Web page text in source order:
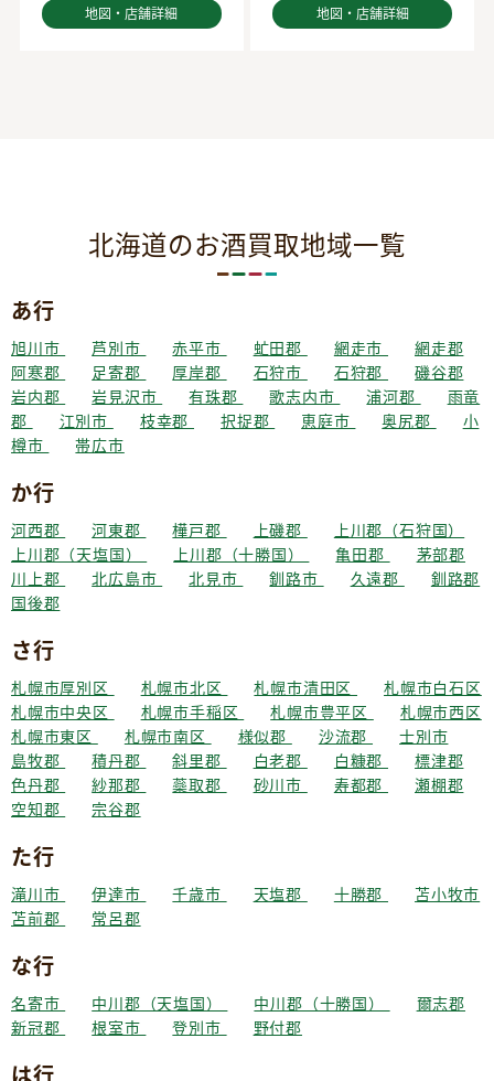
地図・店舗詳細 地図・店舗詳細
北海道のお酒買取地域一覧
あ行
旭川市 芦別市 赤平市 虻田郡 網走市
網走郡
阿寒郡
足寄郡 厚岸郡 石狩市 石狩郡
磯谷郡
岩内郡
岩見沢市 有珠郡 歌志内市 浦河郡
雨竜
郡
江別市 枝幸郡 択捉郡 恵庭市 奥尻郡
小
樽市
帯広市
か行
河西郡 河東郡 樺戸郡 上磯郡
上川郡（石狩国）
上川郡（天塩国）
上川郡（十勝国） 亀田郡
茅部郡
川上郡
北広島市 北見市 釧路市 久遠郡
釧路郡
国後郡
さ行
札幌市厚別区 札幌市北区 札幌市清田区
札幌市白石区
札幌市中央区
札幌市手稲区 札幌市豊平区
札幌市西区
札幌市東区
札幌市南区 様似郡 沙流郡
士別市
島牧郡
積丹郡 斜里郡 白老郡 白糠郡
標津郡
色丹郡
紗那郡 蘂取郡 砂川市 寿都郡
瀬棚郡
空知郡
宗谷郡
た行
滝川市 伊達市 千歳市 天塩郡 十勝郡
苫小牧市
苫前郡
常呂郡
な行
名寄市 中川郡（天塩国） 中川郡（十勝国）
爾志郡
新冠郡
根室市 登別市 野付郡
は行